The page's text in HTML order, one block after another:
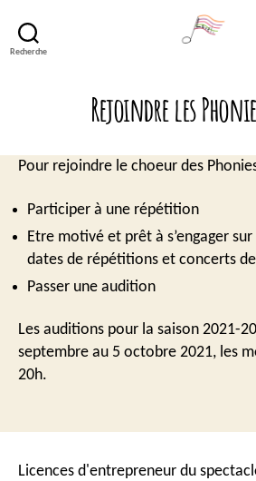
Recherche
Rejoindre les
Pour rejoindre le choeur des
Participer à une répétition
Etre motivé et prêt à s’engager
dates de répétitions et concerts
Passer une audition
Les auditions pour la saison 2021-
septembre au 5 octobre 2021, les
20h.
Licences d'entrepreneur du